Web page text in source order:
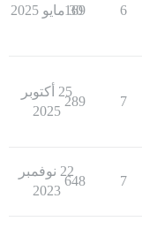
6
169
30 مايو 2025
7
289
25 أكتوبر
2025
7
648
22 نوفمبر
2023